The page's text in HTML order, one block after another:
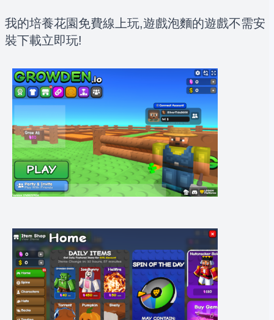
我的培養花園免費線上玩,遊戲泡麵的遊戲不需安
裝下載立即玩!